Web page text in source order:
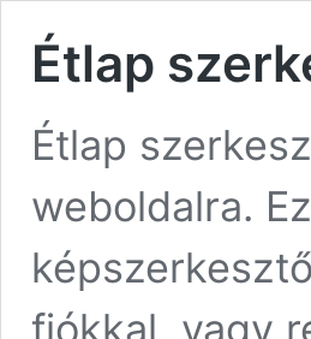
Étlap
Étlap
weboldalra.
fiókkal, vagy